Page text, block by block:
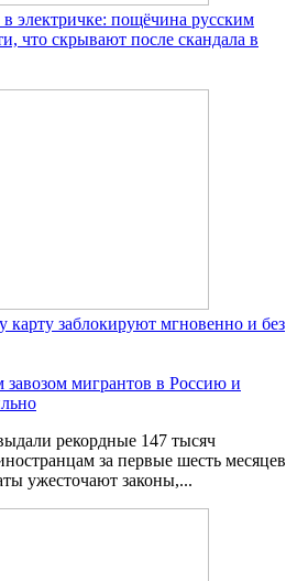
электричке: пощёчина русским
что скрывают после скандала в
карту заблокируют мгновенно и без
завозом мигрантов в Россию и
рекордные 147 тысяч
за первые шесть месяцев
ужесточают законы,...